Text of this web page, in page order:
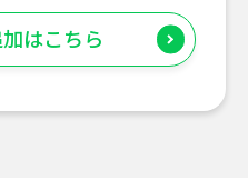
はこちら